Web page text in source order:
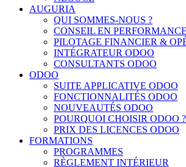
AUGURIA
QUI SOMMES-NOUS ?
CONSEIL EN PERFORMANCE
PILOTAGE FINANCIER &
INTÉGRATEUR ODOO
CONSULTANTS ODOO
ODOO
SUITE APPLICATIVE ODOO
FONCTIONNALITÉS ODOO
NOUVEAUTÉS ODOO
POURQUOI CHOISIR ODOO ?
PRIX DES LICENCES ODOO
FORMATIONS
PROGRAMMES
RÈGLEMENT INTÉRIEUR